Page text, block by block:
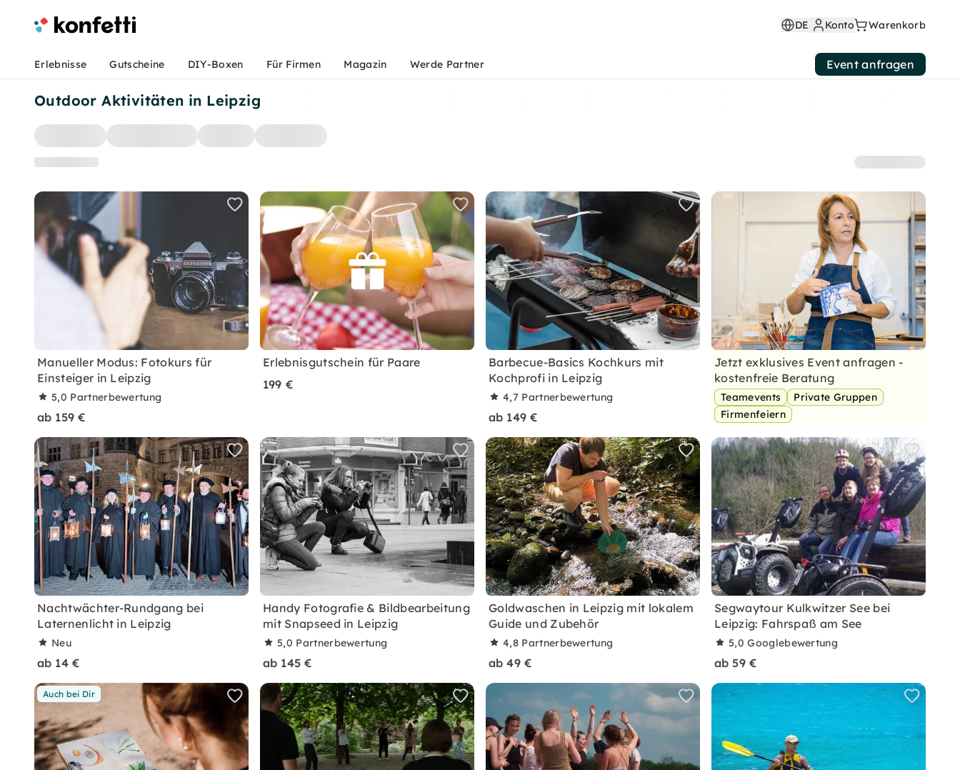
Outdoor Aktivitäten in Leipzig
Manueller Modus: Fotokurs für
Einsteiger in Leipzig
5,0 Partnerbewertung
ab 159 €
Erlebnisgutschein für Paare
199 €
Barbecue-Basics Kochkurs mit
Kochprofi in Leipzig
4,7 Partnerbewertung
ab 149 €
Jetzt exklusives Event anfragen -
kostenfreie Beratung
Teamevents
Private Gruppen
Firmenfeiern
Nachtwächter-Rundgang bei
Laternenlicht in Leipzig
Neu
ab 14 €
Handy Fotografie & Bildbearbeitung
mit Snapseed in Leipzig
5,0 Partnerbewertung
ab 145 €
Goldwaschen in Leipzig mit lokalem
Guide und Zubehör
4,8 Partnerbewertung
ab 49 €
Segwaytour Kulkwitzer See bei
Leipzig: Fahrspaß am See
5,0Googlebewertung
ab 59 €
Auch bei Dir
DE Konto Warenkorb
Erlebnisse Gutscheine DIY-Boxen Für Firmen Magazin Werde Partner Event anfragen